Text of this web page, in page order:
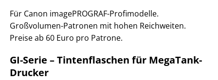
Für Canon imagePROGRAF-Profimodelle.
Großvolumen-Patronen mit hohen Reichweiten.
Preise ab 60 Euro pro Patrone.
GI-Serie – Tintenflaschen für MegaTank-
Drucker